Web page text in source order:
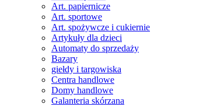
Art. papiernicze
Art. sportowe
Art. spożywcze i cukiernie
Artykuły dla dzieci
Automaty do sprzedaży
Bazary
giełdy i targowiska
Centra handlowe
Domy handlowe
Galanteria skórzana